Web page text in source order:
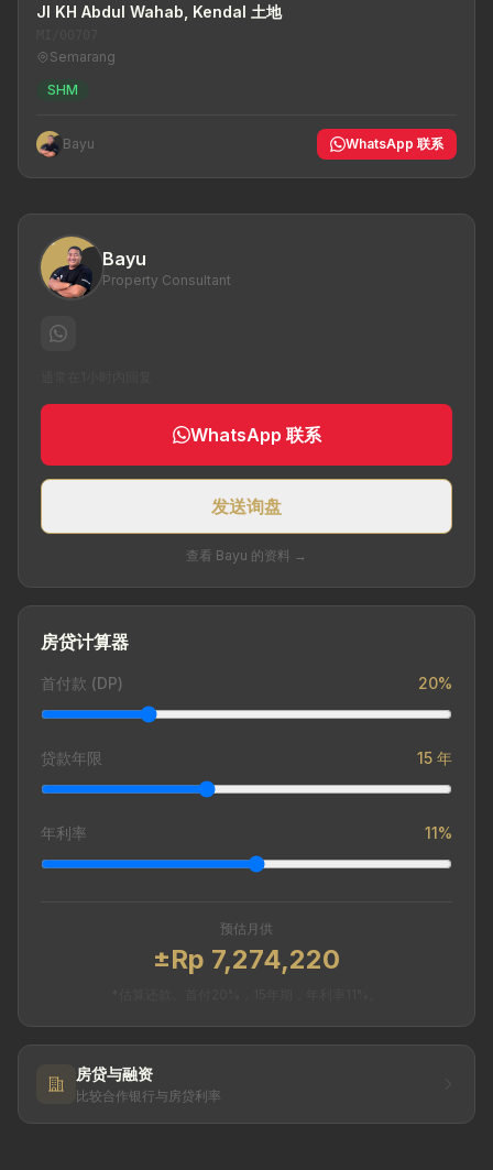
Jl KH Abdul Wahab, Kendal 土地
Semarang
SHM
Bayu WhatsApp 联系
Bayu
Property Consultant
WhatsApp 联系
发送询盘
查看 Bayu 的资料 →
房贷计算器
首付款 (DP) 20%
贷款年限 15 年
年利率 11%
预估月供
±Rp 7,274,220
房贷与融资
比较合作银行与房贷利率